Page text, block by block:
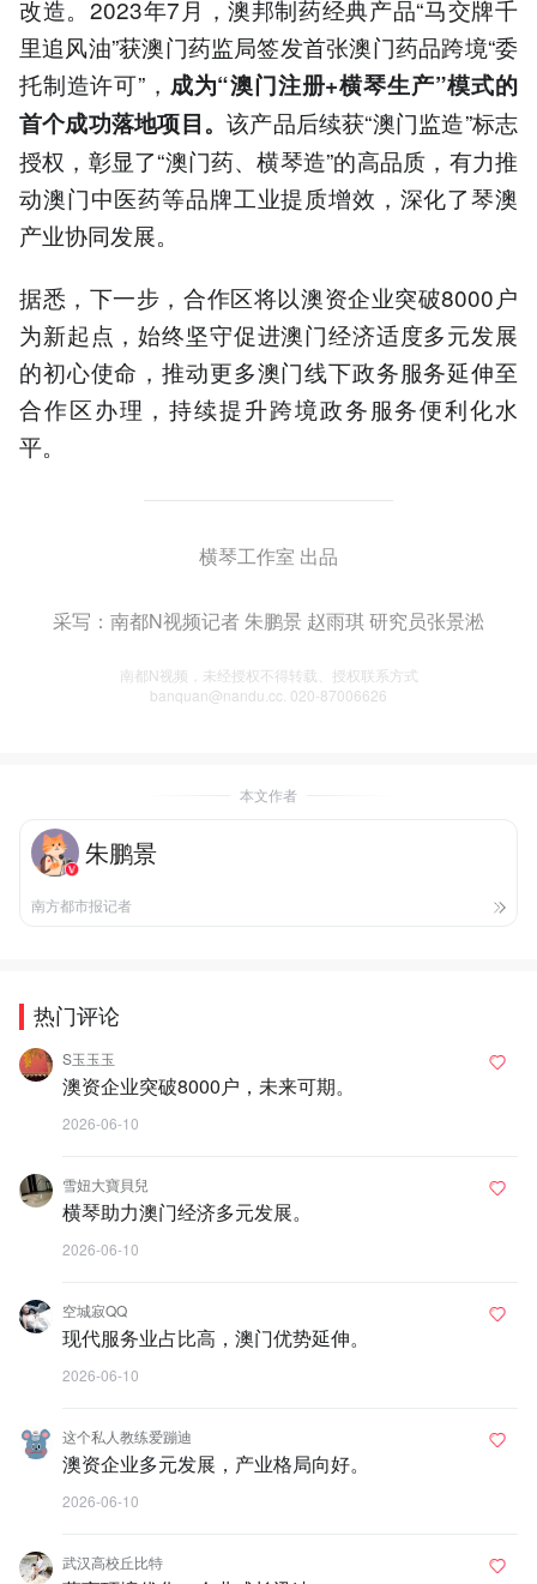
改造。2023年7月，澳邦制药经典产品“马交牌千
里追风油”获澳门药监局签发首张澳门药品跨境“委
托制造许可”， 成为“澳门注册+横琴生产”模式的
首个成功落地项目。该产品后续获“澳门监造”标志
授权，彰显了“澳门药、横琴造”的高品质，有力推
动澳门中医药等品牌工业提质增效，深化了琴澳
产业协同发展。
据悉，下一步，合作区将以澳资企业突破8000户
为新起点，始终坚守促进澳门经济适度多元发展
的初心使命，推动更多澳门线下政务服务延伸至
合作区办理，持续提升跨境政务服务便利化水
平。
横琴工作室 出品
采写：南都N视频记者 朱鹏景 赵雨琪 研究员张景淞
南都N视频，未经授权不得转载、授权联系方式
banquan@nandu.cc. 020-87006626
本文作者
朱鹏景
南方都市报记者
热门评论
S玉玉玉
澳资企业突破8000户，未来可期。
2026-06-10
雪妞大寶貝兒
横琴助力澳门经济多元发展。
2026-06-10
空城寂QQ
现代服务业占比高，澳门优势延伸。
2026-06-10
这个私人教练爱蹦迪
澳资企业多元发展，产业格局向好。
2026-06-10
武汉高校丘比特